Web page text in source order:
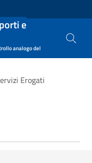
e
analogo del
Erogati